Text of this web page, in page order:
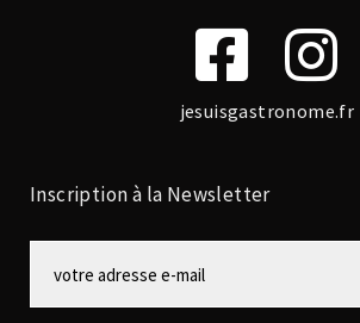
jesuisgastronome.fr
Inscription à la Newsletter